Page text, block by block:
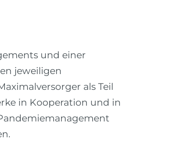
und einer
jeweiligen
als Teil
in Kooperation und in